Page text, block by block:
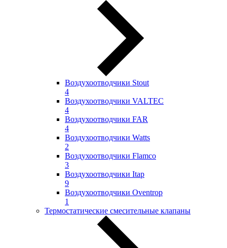
Воздухоотводчики Stout
4
Воздухоотводчики VALTEC
4
Воздухоотводчики FAR
4
Воздухоотводчики Watts
2
Воздухоотводчики Flamco
3
Воздухоотводчики Itap
9
Воздухоотводчики Oventrop
1
Термостатические смесительные клапаны